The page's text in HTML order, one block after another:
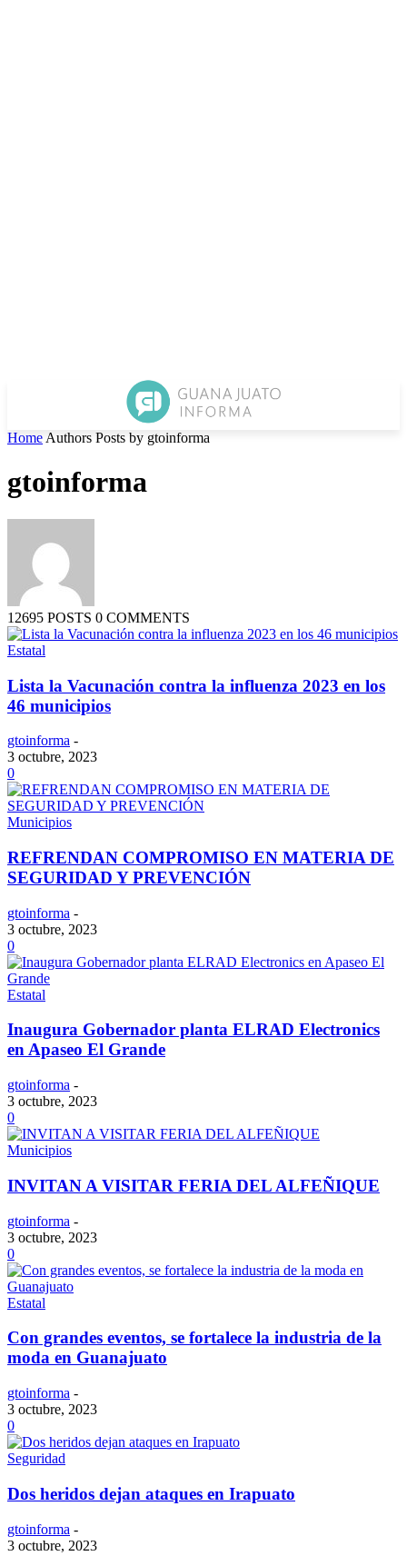
Home Authors Posts by gtoinforma
gtoinforma
12695 POSTS 0 COMMENTS
Estatal
Lista la Vacunación contra la influenza 2023 en los
46 municipios
gtoinforma -
3 octubre, 2023
0
Municipios
REFRENDAN COMPROMISO EN MATERIA DE
SEGURIDAD Y PREVENCIÓN
gtoinforma -
3 octubre, 2023
0
Estatal
Inaugura Gobernador planta ELRAD Electronics
en Apaseo El Grande
gtoinforma -
3 octubre, 2023
0
Municipios
INVITAN A VISITAR FERIA DEL ALFEÑIQUE
gtoinforma -
3 octubre, 2023
0
Estatal
Con grandes eventos, se fortalece la industria de la
moda en Guanajuato
gtoinforma -
3 octubre, 2023
0
Seguridad
Dos heridos dejan ataques en Irapuato
gtoinforma -
3 octubre, 2023